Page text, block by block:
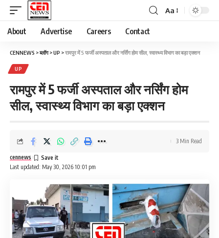
Aa
About Advertise Careers Contact
CENNEWS >ब्लॉग>UP >रामपुर में 5 फर्जी अस्पताल और नर्सिंग होम सील, स्वास्थ्य विभाग का बड़ा एक्शन
UP
रामपुर में 5 फर्जी अस्पताल और नर्सिंग होम
सील, स्वास्थ्य विभाग का बड़ा एक्शन
Last updated: May 30, 2026 10:01 pm
cennews
3 Min Read